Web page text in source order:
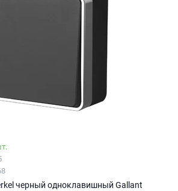
черный одноклавишный Gallant